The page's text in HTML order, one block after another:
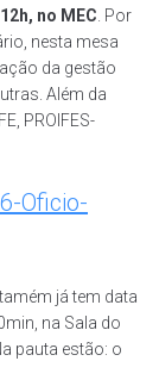
no MEC . Por
nesta mesa
da gestão
Além da
PROIFES-
Oficio-
já tem data
na Sala do
pauta estão: o